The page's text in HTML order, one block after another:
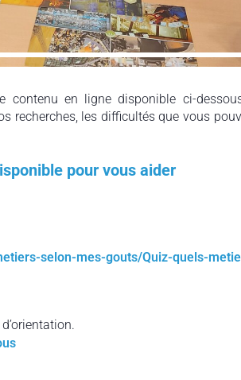
en ligne disponible ci-
recherches, les difficultés que vous
pour vous aider
selon-mes-gouts/Quiz-quels-